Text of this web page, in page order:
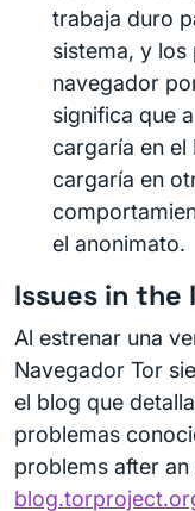
trabaja duro
sistema, y
navegador
significa que
cargaría en el
cargaría en
el anonimato.
Issues in
Al estrenar una
Navegador Tor
el blog que
problemas
problems after